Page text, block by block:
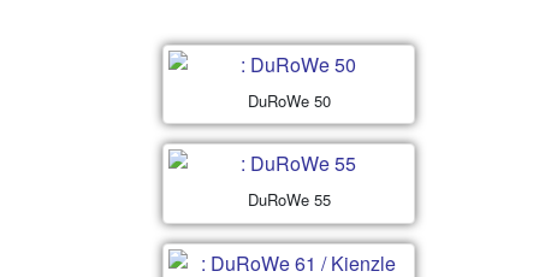
DuRoWe 50
DuRoWe 55